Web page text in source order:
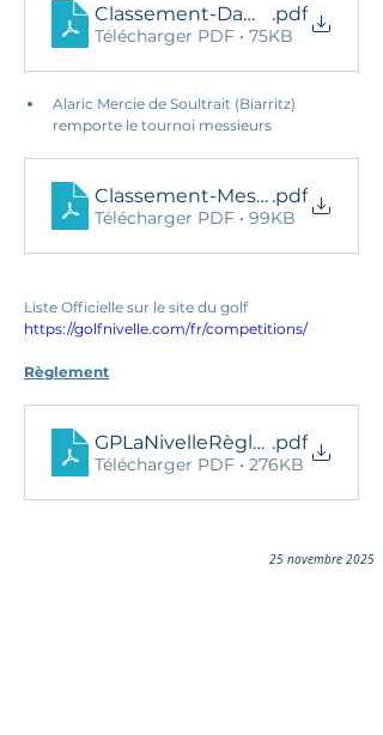
Classement-Dames.pdf
Télécharger PDF • 75KB
Alaric Mercie de Soultrait (Biarritz)
remporte le tournoi messieurs
Classement-Messieurs
.pdf
Télécharger PDF • 99KB
Liste Officielle sur le site du golf
https://golfnivelle.com/fr/competitions/
Règlement
GPLaNivelleRèglement2022
.pdf
Télécharger PDF • 276KB
25 novembre 2025